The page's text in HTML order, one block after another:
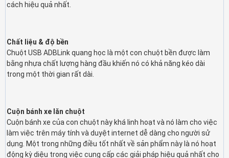
cách hiệu quả nhất.
Chất liệu & độ bền
Chuột USB ADBLink quang học là một con chuột bền được làm
bằng nhựa chất lượng hàng đầu khiến nó có khả năng kéo dài
trong một thời gian rất dài.
Cuộn bánh xe lăn chuột
Cuộn bánh xe của con chuột này khá linh hoạt và nó làm cho việc
làm việc trên máy tính và duyệt internet dễ dàng cho người sử
dụng. Một trong những điều tốt nhất về sản phẩm này là nó hoạt
động kỳ diệu trong việc cung cấp các giải pháp hiệu quả nhất cho